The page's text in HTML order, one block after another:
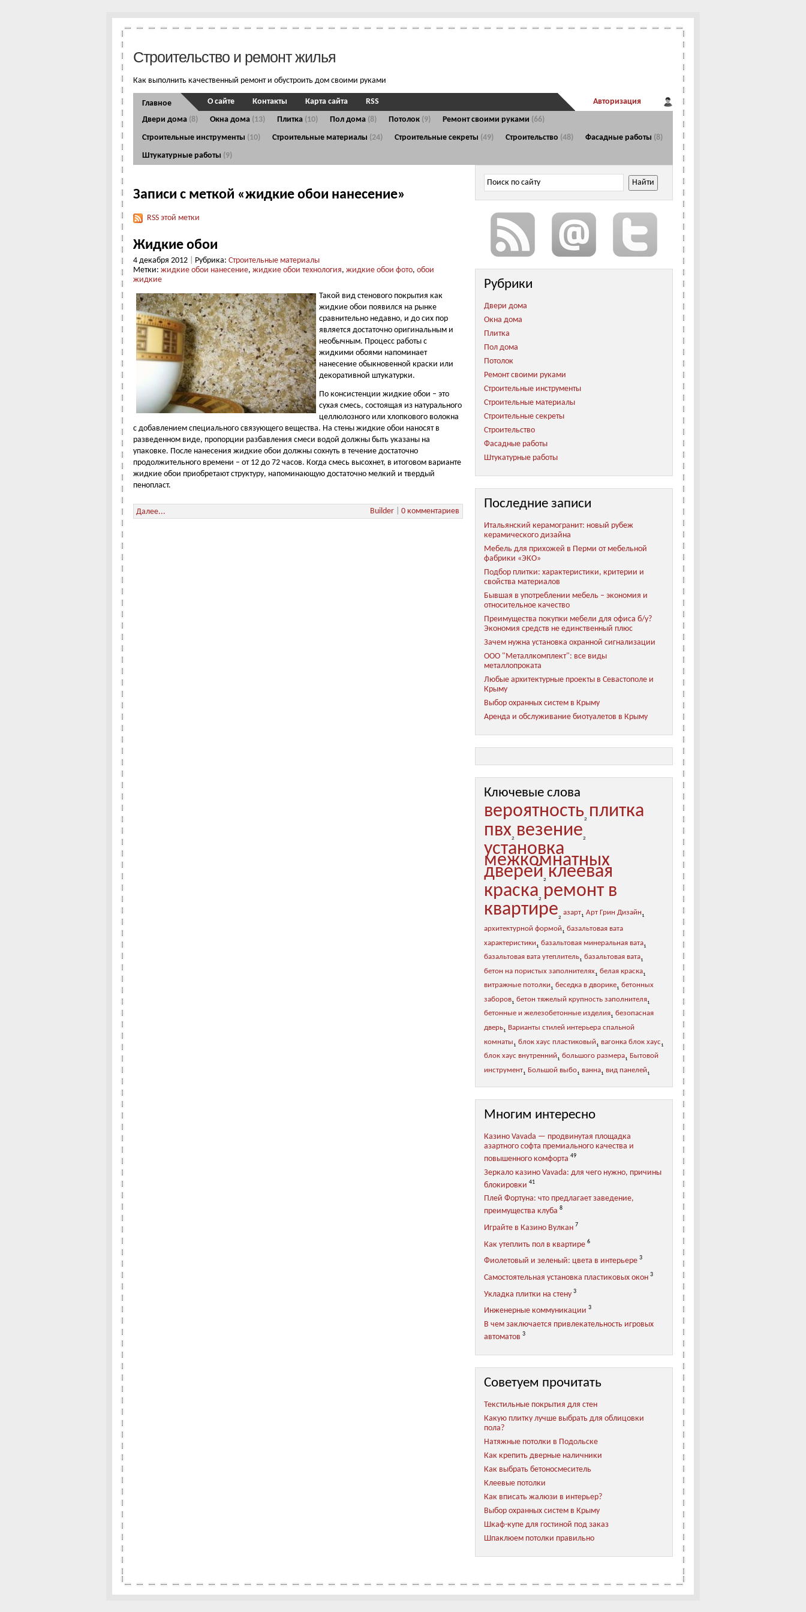
Строительство и ремонт жилья
Как выполнить качественный ремонт и обустроить дом своими руками
Главное
Двери дома (8) Окна дома (13) Плитка (10) Пол дома (8) Потолок (9) Ремонт своими руками (66)
Строительные инструменты (10) Строительные материалы (24) Строительные секреты (49) Строительство (48) Фасадные работы (8)
Штукатурные работы (9)
О сайте Контакты Карта сайта RSS
Авторизация
Записи с меткой «жидкие обои нанесение»
RSS этой метки
Жидкие обои
4 декабря 2012 Рубрика: Строительные материалы
Метки: жидкие обои нанесение, жидкие обои технология, жидкие обои фото, обои
жидкие
Такой вид стенового покрытия как
жидкие обои появился на рынке
сравнительно недавно, и до сих пор
является достаточно оригинальным и
необычным. Процесс работы с
жидкими обоями напоминает
нанесение обыкновенной краски или
декоративной штукатурки.
По консистенции жидкие обои – это
сухая смесь, состоящая из натурального
целлюлозного или хлопкового волокна
с добавлением специального связующего вещества. На стены жидкие обои наносят в
разведенном виде, пропорции разбавления смеси водой должны быть указаны на
упаковке. После нанесения жидкие обои должны сохнуть в течение достаточно
продолжительного времени – от 12 до 72 часов. Когда смесь высохнет, в итоговом варианте
жидкие обои приобретают структуру, напоминающую достаточно мелкий и твердый
пенопласт.
Далее... Builder 0 комментариев
Рубрики
Двери дома
Окна дома
Плитка
Пол дома
Потолок
Ремонт своими руками
Строительные инструменты
Строительные материалы
Строительные секреты
Строительство
Фасадные работы
Штукатурные работы
Последние записи
Итальянский керамогранит: новый рубеж
керамического дизайна
Мебель для прихожей в Перми от мебельной
фабрики «ЭКО»
Подбор плитки: характеристики, критерии и
свойства материалов
Бывшая в употреблении мебель – экономия и
относительное качество
Преимущества покупки мебели для офиса б/у?
Экономия средств не единственный плюс
Зачем нужна установка охранной сигнализации
ООО "Металлкомплект": все виды
металлопроката
Любые архитектурные проекты в Севастополе и
Крыму
Выбор охранных систем в Крыму
Аренда и обслуживание биотуалетов в Крыму
Ключевые слова
вероятность2 плитка
пвх2 везение2
установка
межкомнатных
дверей2 клеевая
краска2 ремонт в
квартире2
азарт1 Арт Грин Дизайн 1
архитектурной формой1 базальтовая вата
характеристики1 базальтовая минеральная вата1
базальтовая вата утеплитель1 базальтовая вата1
бетон на пористых заполнителях1 белая краска1
витражные потолки1 беседка в дворике1 бетонных
заборов1 бетон тяжелый крупность заполнителя1
бетонные и железобетонные изделия1 безопасная
дверь1
Варианты стилей интерьера спальной
комнаты 1 блок хаус пластиковый1 вагонка блок хаус 1
блок хаус внутренний1 большого размера1
Бытовой
инструмент1 Большой выбо1 ванна1 вид панелей1
Многим интересно
Казино Vavada — продвинутая площадка
азартного софта премиального качества и
повышенного комфорта 49
Зеркало казино Vavada: для чего нужно, причины
блокировки 41
Плей Фортуна: что предлагает заведение,
преимущества клуба 8
Играйте в Казино Вулкан 7
Как утеплить пол в квартире 6
Фиолетовый и зеленый: цвета в интерьере 3
Самостоятельная установка пластиковых окон 3
Укладка плитки на стену 3
Инженерные коммуникации 3
В чем заключается привлекательность игровых
автоматов 3
Советуем прочитать
Текстильные покрытия для стен
Какую плитку лучше выбрать для облицовки
пола?
Натяжные потолки в Подольске
Как крепить дверные наличники
Как выбрать бетоносмеситель
Клеевые потолки
Как вписать жалюзи в интерьер?
Выбор охранных систем в Крыму
Шкаф-купе для гостиной под заказ
Шпаклюем потолки правильно